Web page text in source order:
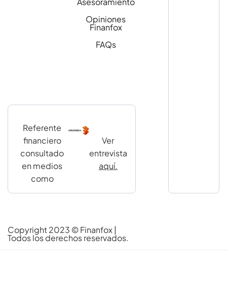
Opiniones
Finanfox
FAQs
Referente
financiero
consultado
en medios
como
Ver
entrevista
aquí.
Copyright 2023 ©Finanfox|
Todos los derechos reservados.